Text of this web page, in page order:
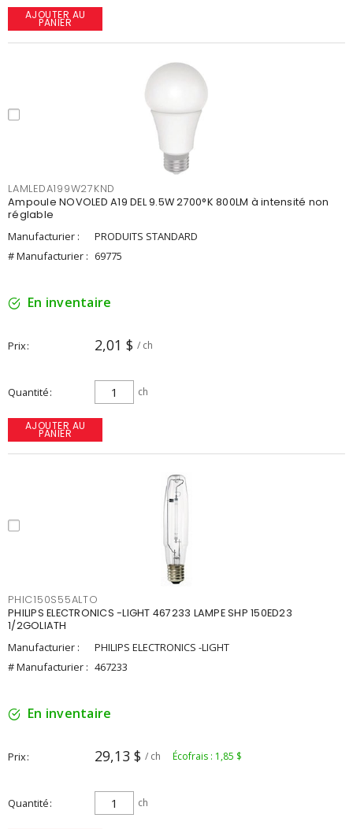
AJOUTER AU
PANIER
LAMLEDA199W27KND
Ampoule NOVOLED A19 DEL 9.5W 2700°K 800LM à intensité non
réglable
Manufacturier :
PRODUITS STANDARD
# Manufacturier : 69775
En inventaire
Prix 2,01 $ / ch
Quantité ch
AJOUTER AU
PANIER
PHIC150S55ALTO
PHILIPS ELECTRONICS -LIGHT 467233 LAMPE SHP 150ED23
1/2GOLIATH
Manufacturier :
PHILIPS ELECTRONICS -LIGHT
# Manufacturier : 467233
En inventaire
Prix 29,13 $ / ch Écofrais : 1,85 $
Quantité ch